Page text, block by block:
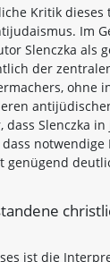
Kritik
Im
Slenczka als
der
ohne
dass Slenczka
notwendige
genügend
ist die